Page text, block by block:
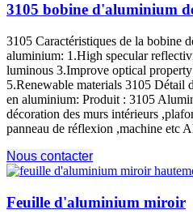
3105 bobine d'aluminium
3105 Caractéristiques de la bobine
aluminium: 1.High specular
luminous 3.Improve optical
5.Renewable materials 3105 Détail
en aluminium: Produit : 3105
décoration des murs intérieurs
panneau de réflexion ,machine etc
Nous contacter
Feuille d'aluminium miroir